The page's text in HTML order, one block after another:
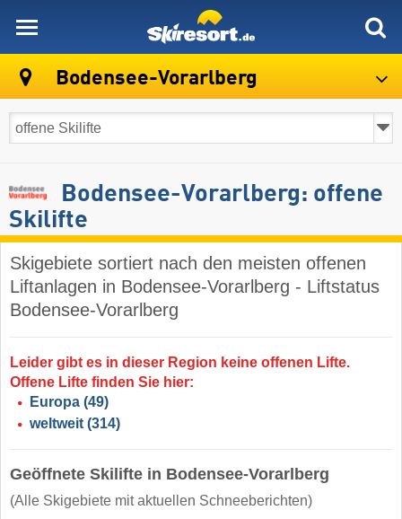
Bodensee-Vorarlberg
Bodensee-Vorarlberg: offene
Skilifte
Skigebiete sortiert nach den meisten offenen
Liftanlagen in Bodensee-Vorarlberg - Liftstatus
Bodensee-Vorarlberg
Leider gibt es in dieser Region keine offenen Lifte.
Offene Lifte finden Sie hier:
Europa (49)
weltweit (314)
Geöffnete Skilifte in Bodensee-Vorarlberg
(Alle Skigebiete mit aktuellen Schneeberichten)